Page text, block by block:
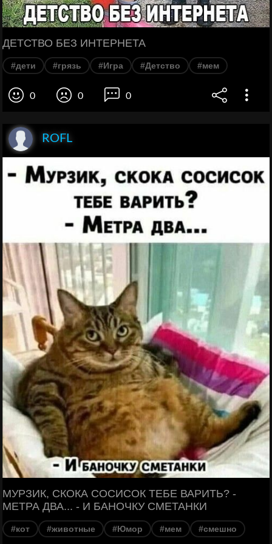
ДЕТСТВО БЕЗ ИНТЕРНЕТА
#дети #грязь #Игра #Детство #мем
0 0 0
ROFL
МУРЗИК, СКОКА СОСИСОК ТЕБЕ ВАРИТЬ? -
МЕТРА ДВА... - И БАНОЧКУ СМЕТАНКИ
#кот #животные #Юмор #мем #смешно